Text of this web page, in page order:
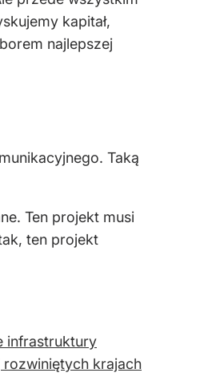
kapitał,
najlepszej
Taką
Ten projekt musi
ten projekt
infrastruktury
krajach